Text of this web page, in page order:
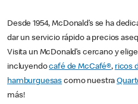
Desde 1954, McDonald’s se ha
dar un servicio rápido a precios
Visita un McDonald’s cercano y
incluyendocafé de McCafé®, ricos
hamburguesas como nuestra
más!